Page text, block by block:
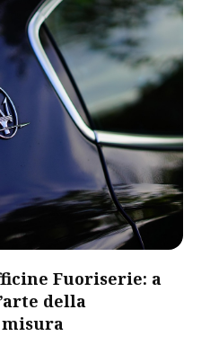
Fuoriserie: a
della
misura